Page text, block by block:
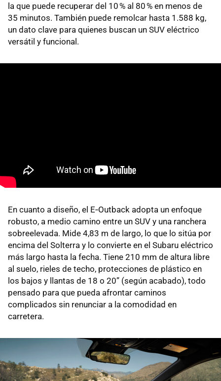
la que puede recuperar del 10 % al 80 % en menos de
35 minutos. También puede remolcar hasta 1.588 kg,
un dato clave para quienes buscan un SUV eléctrico
versátil y funcional.
En cuanto a diseño, el E‑Outback adopta un enfoque
robusto, a medio camino entre un SUV y una ranchera
sobreelevada. Mide 4,83 m de largo, lo que lo sitúa por
encima del Solterra y lo convierte en el Subaru eléctrico
más largo hasta la fecha. Tiene 210 mm de altura libre
al suelo, rieles de techo, protecciones de plástico en
los bajos y llantas de 18 o 20” (según acabado), todo
pensado para que pueda afrontar caminos
complicados sin renunciar a la comodidad en
carretera.